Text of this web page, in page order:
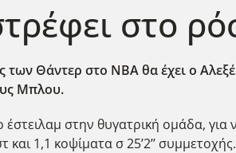
στο
των Θάντερ στο ΝΒΑ θα έχει ο
Μπλου.
στην θυγατρική ομάδα,
1,1 κοψίματα σ 25’2’’ συμμετοχής.